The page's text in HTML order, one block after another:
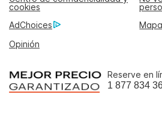
cookies
AdChoices
Opinión
Reserve en
1 877 834